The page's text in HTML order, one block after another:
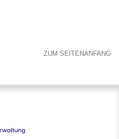
ZUM SEITENANFANG